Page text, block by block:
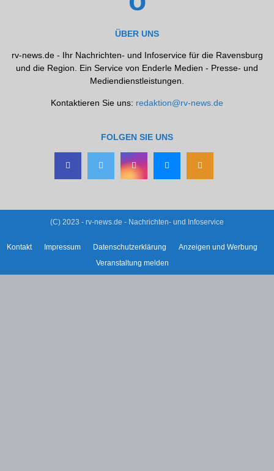
ÜBER UNS
rv-news.de - Ihr Nachrichten- und Infoservice für die Ravensburg
und die Region. Ein Service von Enderle Medien - Presse- und
Mediendienstleistungen.
Kontaktieren Sie uns: redaktion@rv-news.de
FOLGEN SIE UNS
(C) 2023 - rv-news.de - Nachrichten- und Infoservice
Kontakt Impressum Datenschutzerklärung
Anzeigen und Werbung
Veranstaltung melden